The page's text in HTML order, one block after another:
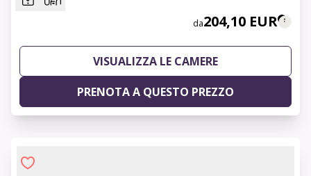
da204,10 EUR
VISUALIZZA LE CAMERE
PRENOTA A QUESTO PREZZO